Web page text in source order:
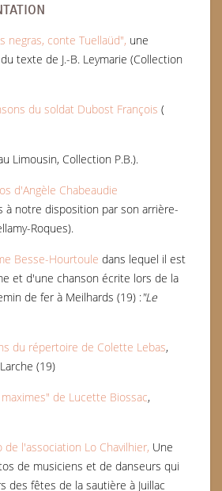
negras, conte Tuellaüd", une
texte de J.-B. Leymarie (Collection
du soldat Dubost François (
Limousin, Collection P.B.).
d'Angèle Chabeaudie
à notre disposition par son arrière-
Roques).
Besse-Hourtoule dans lequel il est
et d'une chanson écrite lors de la
de fer à Meilhards (19) :"Le
du répertoire de Colette Lebas,
(19)
de Lucette Biossac,
l'association Lo Chavilhier, Une
de musiciens et de danseurs qui
des fêtes de la sautière à Juillac